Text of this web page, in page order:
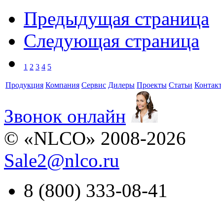
Предыдущая страница
Следующая страница
1 2 3 4 5
Продукция Компания Сервис Дилеры Проекты Статьи
Звонок онлайн
© «NLCO» 2008-2026
Sale2@nlco.ru
8 (800) 333-08-41